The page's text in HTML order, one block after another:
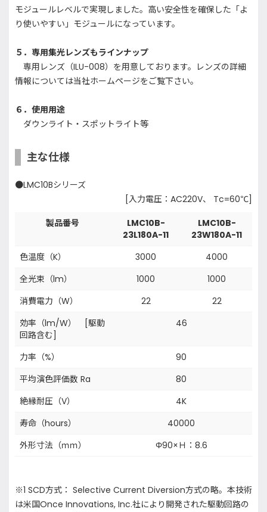
モジュールレベルで実現しました。高い安全性を確保した「よ
り使いやすい」モジュールになっています。
５．専用集光レンズもラインナップ
専用レンズ（ILU-008）を用意しております。レンズの詳細
情報については当社ホームページをご覧下さい。
６．使用用途
ダウンライト・スポットライト等
主な仕様
●LMC10Bシリーズ
[入力電圧：AC220V、 Tc=60℃]
製品番号
LMC10B-
23L180A-11
LMC10B-
23W180A-11
色温度（K）
3000
4000
全光束（lm）
1000
1000
消費電力（W）
22
22
効率（lm/W） [駆動
回路含む]
46
力率（%）
90
平均演色評価数 Ra
80
絶縁耐圧（V）
4K
寿命（hours）
40000
外形寸法（ｍｍ）
Φ90×Ｈ：8.6
※1 SCD方式： Selective Current Diversion方式の略。本技術
は米国Once Innovations, Inc.社により開発された駆動回路の